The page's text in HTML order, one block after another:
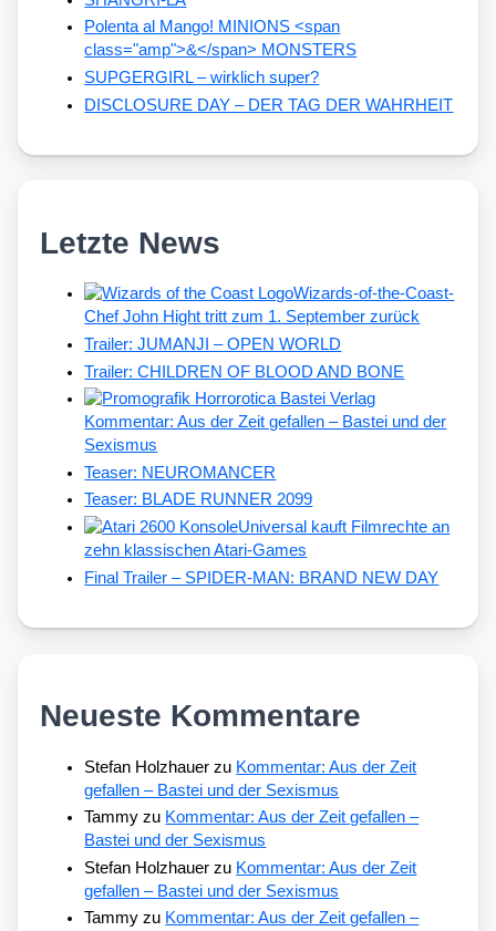
Polenta al Mango! MINIONS <span
class="amp">&</span> MONSTERS
SUPGERGIRL – wirklich super?
DISCLOSURE DAY – DER TAG DER WAHRHEIT
Letzte News
Wizards-of-the-Coast-
Chef John Hight tritt zum 1. September zurück
Trailer: JUMANJI – OPEN WORLD
Trailer: CHILDREN OF BLOOD AND BONE
Kommentar: Aus der Zeit gefallen – Bastei und der
Sexismus
Teaser: NEUROMANCER
Teaser: BLADE RUNNER 2099
Universal kauft Filmrechte an
zehn klassischen Atari-Games
Final Trailer – SPIDER-MAN: BRAND NEW DAY
Neueste Kommentare
Stefan Holzhauer zu Kommentar: Aus der Zeit
gefallen – Bastei und der Sexismus
Tammy zu Kommentar: Aus der Zeit gefallen –
Bastei und der Sexismus
Stefan Holzhauer zu Kommentar: Aus der Zeit
gefallen – Bastei und der Sexismus
Tammy zu Kommentar: Aus der Zeit gefallen –